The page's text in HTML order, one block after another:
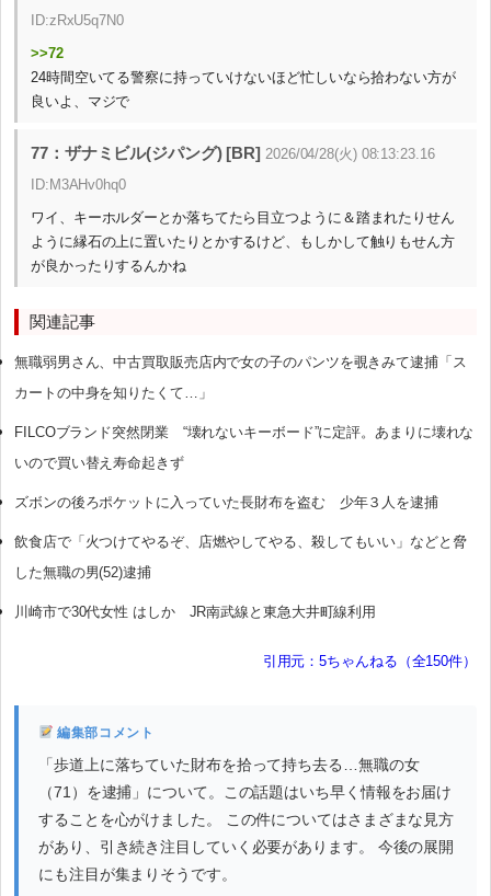
ID:zRxU5q7N0
>>72
24時間空いてる警察に持っていけないほど忙しいなら拾わない方が
良いよ、マジで
77：ザナミビル(ジパング) [BR] 2026/04/28(火) 08:13:23.16
ID:M3AHv0hq0
ワイ、キーホルダーとか落ちてたら目立つように＆踏まれたりせん
ように縁石の上に置いたりとかするけど、もしかして触りもせん方
が良かったりするんかね
関連記事
無職弱男さん、中古買取販売店内で女の子のパンツを覗きみて逮捕「ス
カートの中身を知りたくて…」
FILCOブランド突然閉業 “壊れないキーボード”に定評。あまりに壊れな
いので買い替え寿命起きず
ズボンの後ろポケットに入っていた長財布を盗む 少年３人を逮捕
飲食店で「火つけてやるぞ、店燃やしてやる、殺してもいい」などと脅
した無職の男(52)逮捕
川崎市で30代女性 はしか JR南武線と東急大井町線利用
引用元：5ちゃんねる（全150件）
編集部コメント
「歩道上に落ちていた財布を拾って持ち去る…無職の女
（71）を逮捕」について。この話題はいち早く情報をお届け
することを心がけました。 この件についてはさまざまな見方
があり、引き続き注目していく必要があります。 今後の展開
にも注目が集まりそうです。